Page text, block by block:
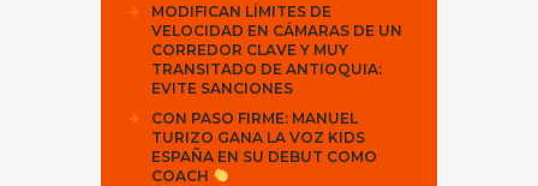
MODIFICAN LÍMITES DE
VELOCIDAD EN CÁMARAS DE UN
CORREDOR CLAVE Y MUY
TRANSITADO DE ANTIOQUIA:
EVITE SANCIONES
CON PASO FIRME: MANUEL
TURIZO GANA LA VOZ KIDS
ESPAÑA EN SU DEBUT COMO
COACH